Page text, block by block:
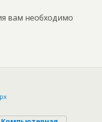
вам необходимо